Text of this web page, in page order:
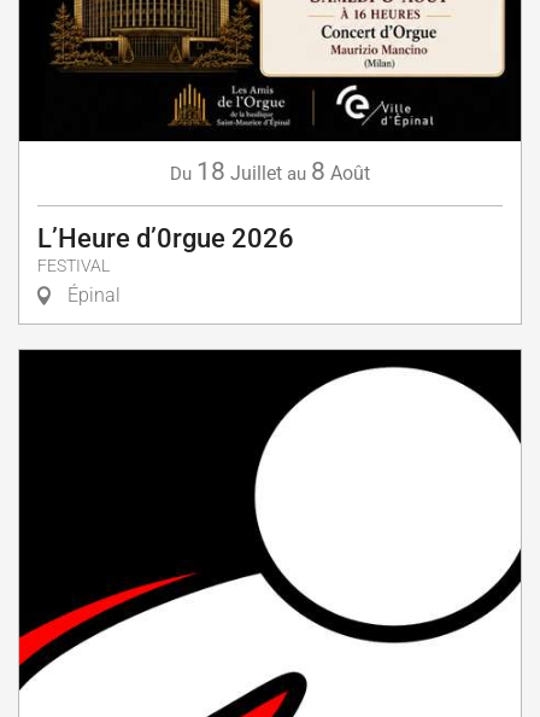
Du 18 Juillet au 8 Août
L’Heure d’0rgue 2026
FESTIVAL
Épinal